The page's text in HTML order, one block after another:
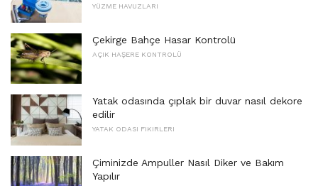
YÜZME HAVUZLARI
Çekirge Bahçe Hasar Kontrolü
AÇIK HAŞERE KONTROLÜ
Yatak odasında çıplak bir duvar nasıl dekore
edilir
YATAK ODASI FIKIRLERI
Çiminizde Ampuller Nasıl Diker ve Bakım
Yapılır